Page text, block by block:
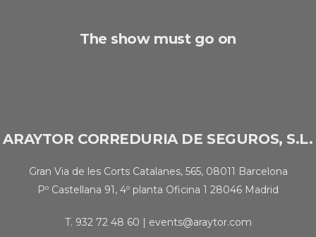
The show must go on
ARAYTOR CORREDURIA DE SEGUROS, S.L.
Gran Via de les Corts Catalanes, 565, 08011 Barcelona
Pº Castellana 91, 4º planta Oficina 1 28046 Madrid
T. 932 72 48 60 | events@araytor.com